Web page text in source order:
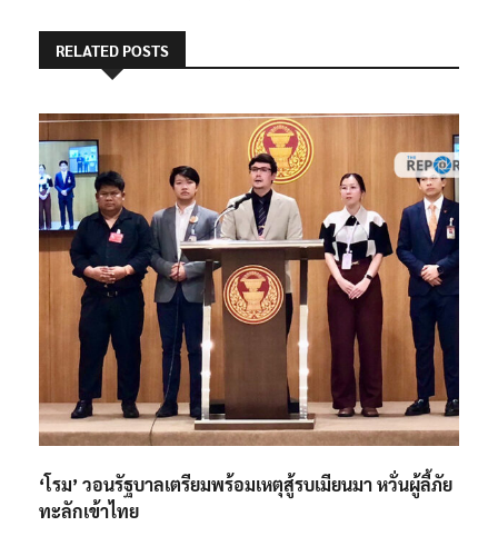
RELATED POSTS
‘โรม’ วอนรัฐบาลเตรียมพร้อมเหตุสู้รบเมียนมา หวั่นผู้ลี้ภัย
ทะลักเข้าไทย